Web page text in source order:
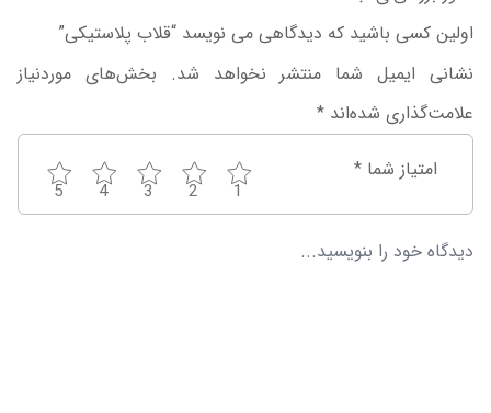
اولین کسی باشید که دیدگاهی می نویسد “قلاب پلاستیکی”
نشانی ایمیل شما منتشر نخواهد شد. بخش‌های موردنیاز
علامت‌گذاری شده‌اند *
امتیاز شما *
1
2
3
4
5